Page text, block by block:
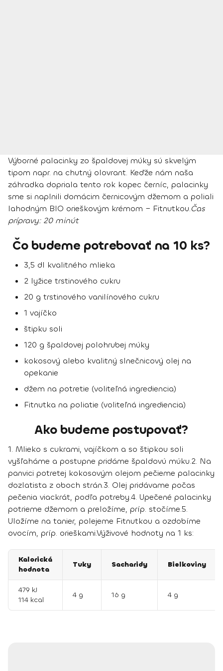
Výborné palacinky zo špaldovej múky sú skvelým
tipom napr. na chutný olovrant. Keďže nám naša
záhradka dopriala tento rok kopec černíc, palacinky
sme si naplnili domácim černicovým džemom a poliali
lahodným BIO orieškovým krémom − Fitnutkou.Čas
prípravy:20 minút
Čo budeme potrebovať na 10 ks?
3,5 dl kvalitného mlieka
2 lyžice trstinového cukru
20 g trstinového vanilínového cukru
1 vajíčko
štipku soli
120 g špaldovej polohrubej múky
kokosový alebo kvalitný slnečnicový olej na
opekanie
džem na potretie (voliteľná ingrediencia)
Fitnutka na poliatie (voliteľná ingrediencia)
Ako budeme postupovať?
1. Mlieko s cukrami, vajíčkom a so štipkou soli
vyšľaháme a postupne pridáme špaldovú múku.2. Na
panvici potretej kokosovým olejom pečieme palacinky
dozlatista z oboch strán.3. Olej pridávame počas
pečenia viackrát, podľa potreby.4. Upečené palacinky
potrieme džemom a preložíme, príp. stočíme.5.
Uložíme na tanier, polejeme Fitnutkou a ozdobíme
ovocím, príp. orieškami.Výživové hodnoty na 1 ks:
Kalorická
hodnota
Tuky Sacharidy Bielkoviny
479 kJ
114 kcal
4 g 16 g 4 g